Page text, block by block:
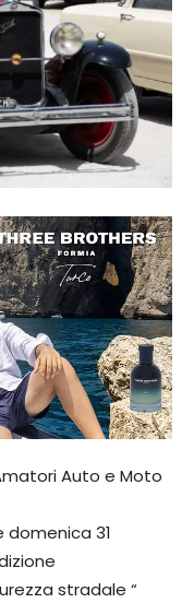
Auto e Moto
31
stradale “